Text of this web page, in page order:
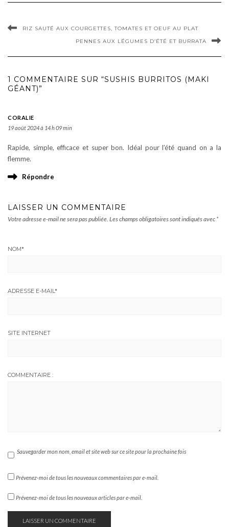
RIZ SAUTÉ AUX COURGETTES, TOMATES ET OEUF AU PLAT
PENNES AUX LÉGUMES D’ÉTÉ ET BURRATA
1 COMMENTAIRE SUR “SUSHIS BURRITOS (MAKI
GÉANT)”
CORALIE
19 août 2024 à 14 h 09 min
Rapide, simple, efficace et super bon. Idéal pour l’été quand on a la
flemme.
Répondre
LAISSER UN COMMENTAIRE
Votre adresse e-mail ne sera pas publiée. Les champs obligatoires sont indiqués avec *
NOM*
ADRESSE E-MAIL *
SITE INTERNET
COMMENTAIRE :
Sauvegarder mon nom, email et site web sur ce site pour la prochaine fois
Prévenez-moi de tous les nouveaux commentaires par e-mail.
Prévenez-moi de tous les nouveaux articles par e-mail.